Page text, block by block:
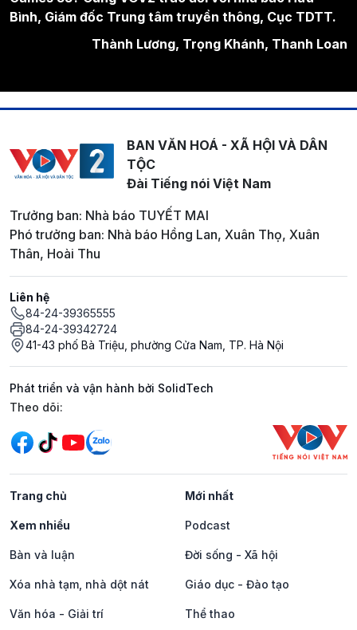
Bình, Giám đốc Trung tâm truyền thông, Cục TDTT.
Thành Lương, Trọng Khánh, Thanh Loan
BAN VĂN HOÁ - XÃ HỘI VÀ DÂN
TỘC
Đài Tiếng nói Việt Nam
Trưởng ban: Nhà báo TUYẾT MAI
Phó trưởng ban: Nhà báo Hồng Lan, Xuân Thọ, Xuân
Thân, Hoài Thu
Liên hệ
84-24-39365555
84-24-39342724
41-43 phố Bà Triệu, phường Cửa Nam, TP. Hà Nội
Phát triển và vận hành bởi SolidTech
Mạng xã hội
Theo dõi:
Trang chủ Mới nhất
Xem nhiều Podcast
Bàn và luận Đời sống - Xã hội
Xóa nhà tạm, nhà dột nát Giáo dục - Đào tạo
Văn hóa - Giải trí Thể thao